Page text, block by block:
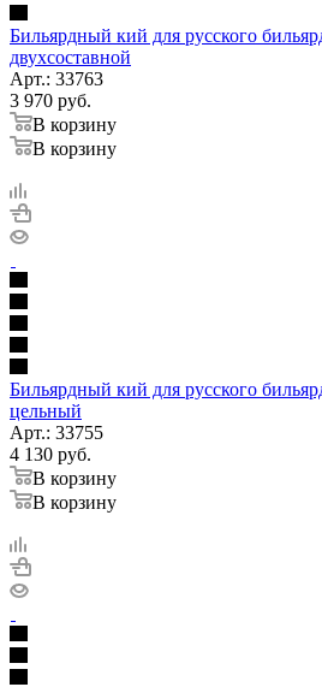
Бильярдный кий для русского
двухсоставной
Арт.: 33763
3 970 руб.
В корзину
В корзину
Бильярдный кий для русского
цельный
Арт.: 33755
4 130 руб.
В корзину
В корзину